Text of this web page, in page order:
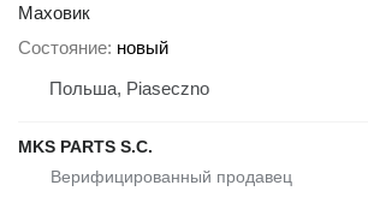
Маховик
Состояние новый
Польша, Piaseczno
MKS PARTS S.C.